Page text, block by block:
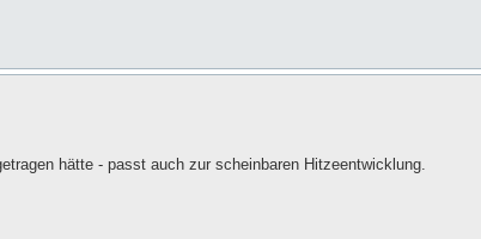
hätte - passt auch zur scheinbaren Hitzeentwicklung.